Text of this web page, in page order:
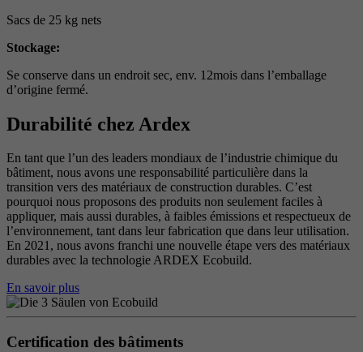
Sacs de 25 kg nets
Stockage:
Se conserve dans un endroit sec, env. 12mois dans l’emballage
d’origine fermé.
Durabilité chez Ardex
En tant que l’un des leaders mondiaux de l’industrie chimique du
bâtiment, nous avons une responsabilité particulière dans la
transition vers des matériaux de construction durables. C’est
pourquoi nous proposons des produits non seulement faciles à
appliquer, mais aussi durables, à faibles émissions et respectueux de
l’environnement, tant dans leur fabrication que dans leur utilisation.
En 2021, nous avons franchi une nouvelle étape vers des matériaux
durables avec la technologie ARDEX Ecobuild.
En savoir plus
Certification des bâtiments